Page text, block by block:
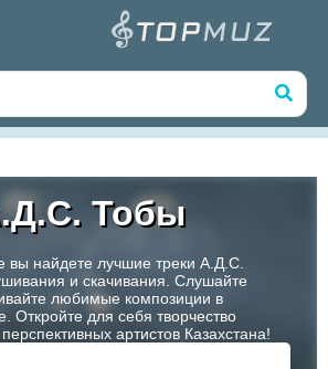
Тобы
вы найдете лучшие треки А.Д.С.
и скачивания. Слушайте
любимые композиции в
Откройте для себя творчество
артистов Казахстана!